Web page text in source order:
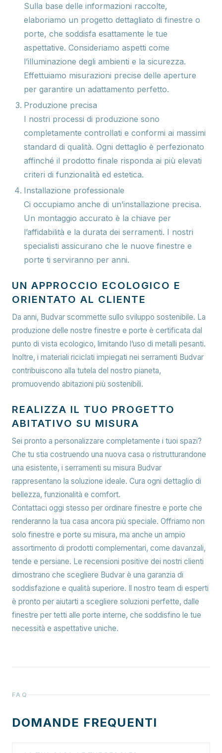
Sulla base delle informazioni raccolte,
elaboriamo un progetto dettagliato di finestre o
porte, che soddisfa esattamente le tue
aspettative. Consideriamo aspetti come
l’illuminazione degli ambienti e la sicurezza.
Effettuiamo misurazioni precise delle aperture
per garantire un adattamento perfetto.
Produzione precisa
I nostri processi di produzione sono
completamente controllati e conformi ai massimi
standard di qualità. Ogni dettaglio è perfezionato
affinché il prodotto finale risponda ai più elevati
criteri di funzionalità ed estetica.
Installazione professionale
Ci occupiamo anche di un’installazione precisa.
Un montaggio accurato è la chiave per
l’affidabilità e la durata dei serramenti. I nostri
specialisti assicurano che le nuove finestre e
porte ti serviranno per anni.
UN APPROCCIO ECOLOGICO E
ORIENTATO AL CLIENTE
Da anni, Budvar scommette sullo sviluppo sostenibile. La
produzione delle nostre finestre e porte è certificata dal
punto di vista ecologico, limitando l’uso di metalli pesanti.
Inoltre, i materiali riciclati impiegati nei serramenti Budvar
contribuiscono alla tutela del nostro pianeta,
promuovendo abitazioni più sostenibili.
REALIZZA IL TUO PROGETTO
ABITATIVO SU MISURA
Sei pronto a personalizzare completamente i tuoi spazi?
Che tu stia costruendo una nuova casa o ristrutturandone
una esistente, i serramenti su misura Budvar
rappresentano la soluzione ideale. Cura ogni dettaglio di
bellezza, funzionalità e comfort.
Contattaci oggi stesso per ordinare finestre e porte che
renderanno la tua casa ancora più speciale. Offriamo non
solo finestre e porte su misura, ma anche un ampio
assortimento di prodotti complementari, come davanzali,
tende e persiane. Le recensioni positive dei nostri clienti
dimostrano che scegliere Budvar è una garanzia di
soddisfazione e qualità superiore. Il nostro team di esperti
è pronto per aiutarti a scegliere soluzioni perfette, dalle
finestre per tetti alle porte interne, che soddisfino le tue
necessità e aspettative uniche.
FAQ
DOMANDE FREQUENTI